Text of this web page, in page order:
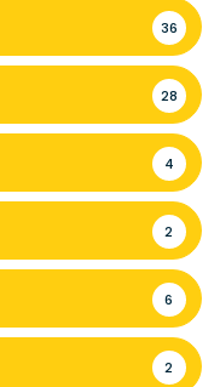
36
28
4
2
6
2